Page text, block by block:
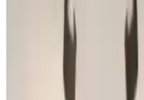
Bu Yazı Hakkında
Ümra Lazer Üm-Ra, modern
özellikleriyle duvarlarınızı şık
Trendler, ipuçları, rehberler
içerikler burada sizi bekliyor.